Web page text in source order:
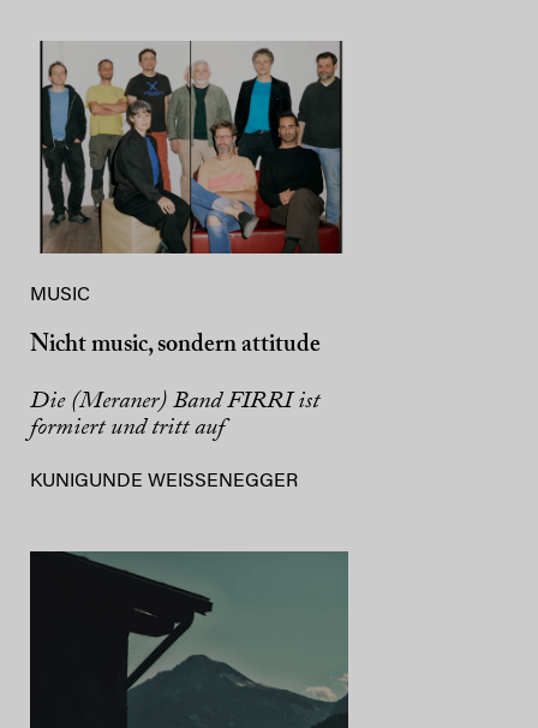
MUSIC
Nicht music, sondern attitude
Die (Meraner) Band FIRRI ist
formiert und tritt auf
KUNIGUNDE WEISSENEGGER